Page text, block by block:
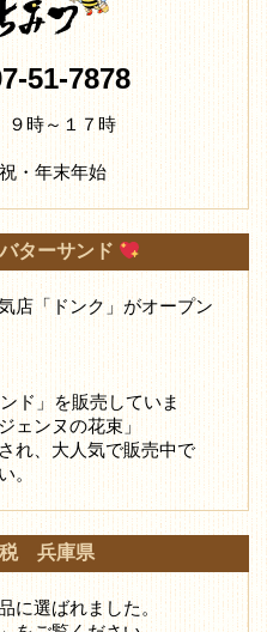
51-7878
時～１７時
・年末年始
ターサンド
店「ドンク」がオープン
ド」を販売していま
ェンヌの花束」
れ、大人気で販売中で
。
税 兵庫県
に選ばれました。